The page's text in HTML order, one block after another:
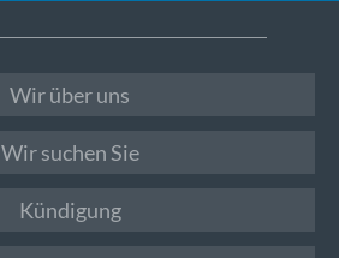
Wir über uns
Wir suchen Sie
Kündigung